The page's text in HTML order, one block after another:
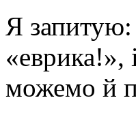
Я запитую:
«еврика!»,
можемо й